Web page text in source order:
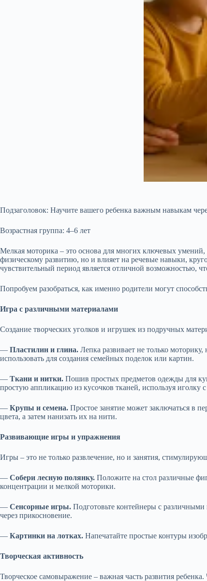
Подзаголовок: Научите вашего ребенка важным навыкам
Возрастная группа: 4–6 лет
Мелкая моторика – это основа для многих ключевых
физическому развитию, но и влияет на речевые навыки,
чувствительный период является отличной возможностью,
Попробуем разобраться, как именно родители могут
Игра с различными материалами
Создание творческих уголков и игрушек из подручных
— Пластилин и глина. Лепка развивает не только
использовать для создания семейных поделок или картин.
— Ткани и нитки. Пошив простых предметов одежды для
простую аппликацию из кусочков тканей, используя иголку
— Крупы и семена. Простое занятие может заключаться в
цвета, а затем нанизать их на нити.
Развивающие игры и упражнения
Игры – это не только развлечение, но и занятия,
— Собери лесную полянку. Положите на стол различные
концентрации и мелкой моторики.
— Сенсорные игры. Подготовьте контейнеры с
через прикосновение.
— Картинки на лотках. Напечатайте простые контуры
Творческая активность
Творческое самовыражение – важная часть развития